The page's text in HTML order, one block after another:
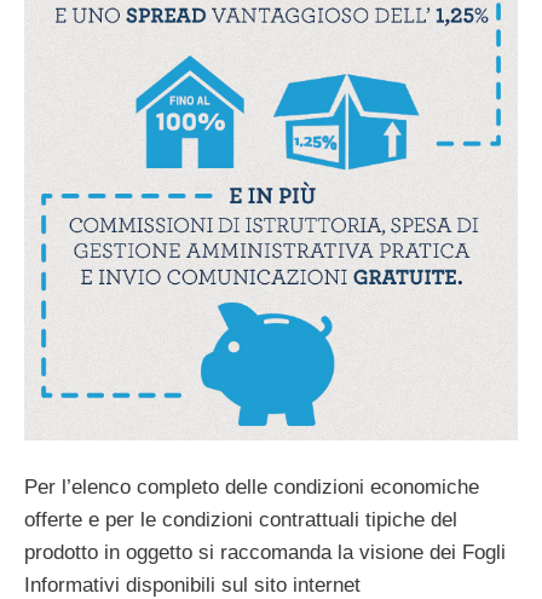
Per l’elenco completo delle condizioni economiche
offerte e per le condizioni contrattuali tipiche del
prodotto in oggetto si raccomanda la visione dei Fogli
Informativi disponibili sul sito internet